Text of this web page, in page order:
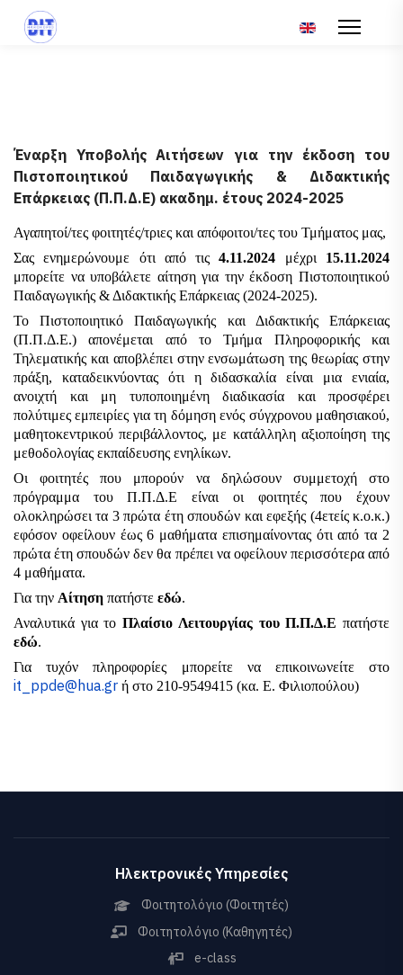
Επιλέξτε τη
Έναρξη Υποβολής Αιτήσεων για την έκδοση του
Πιστοποιητικού Παιδαγωγικής & Διδακτικής
Επάρκειας (Π.Π.Δ.Ε) ακαδημ. έτους 2024-2025
Αγαπητοί/τες φοιτητές/τριες και απόφοιτοι/τες του Τμήματος μας,
Σας ενημερώνουμε ότι από τις 4.11.2024 μέχρι 15.11.2024
μπορείτε να υποβάλετε αίτηση για την έκδοση Πιστοποιητικού
Παιδαγωγικής & Διδακτικής Επάρκειας (2024-2025).
Το Πιστοποιητικό Παιδαγωγικής και Διδακτικής Επάρκειας
(Π.Π.Δ.Ε.) απονέμεται από το Τμήμα Πληροφορικής και
Τηλεματικής και αποβλέπει στην ενσωμάτωση της θεωρίας στην
πράξη, καταδεικνύοντας ότι η διδασκαλία είναι μια ενιαία,
ανοιχτή και μη τυποποιημένη διαδικασία και προσφέρει
πολύτιμες εμπειρίες για τη δόμηση ενός σύγχρονου μαθησιακού,
μαθητοκεντρικού περιβάλλοντος, με κατάλληλη αξιοποίηση της
μεθοδολογίας εκπαίδευσης ενηλίκων.
Οι φοιτητές που μπορούν να δηλώσουν συμμετοχή στο
πρόγραμμα του Π.Π.Δ.Ε είναι οι φοιτητές που έχουν
ολοκληρώσει τα 3 πρώτα έτη σπουδών και εφεξής (4ετείς κ.ο.κ.)
εφόσον οφείλουν έως 6 μαθήματα επισημαίνοντας ότι από τα 2
πρώτα έτη σπουδών δεν θα πρέπει να οφείλουν περισσότερα από
4 μαθήματα.
Για την Αίτηση πατήστε εδώ.
Αναλυτικά για το Πλαίσιο Λειτουργίας του Π.Π.Δ.Ε
εδώ.
it_ppde@hua.gr ή στο 210-9549415 (κα. Ε. Φιλιοπούλου)
Ηλεκτρονικές Υπηρεσίες
Φοιτητολόγιο (Φοιτητές)
Φοιτητολόγιο (Καθηγητές)
e-class